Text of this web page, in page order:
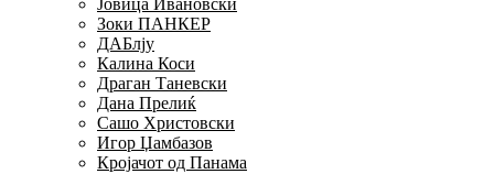
Јовица Ивановски
Зоки ПАНКЕР
ДАБлју
Калина Коси
Драган Таневски
Дана Прелиќ
Сашо Христовски
Игор Џамбазов
Кројачот од Панама